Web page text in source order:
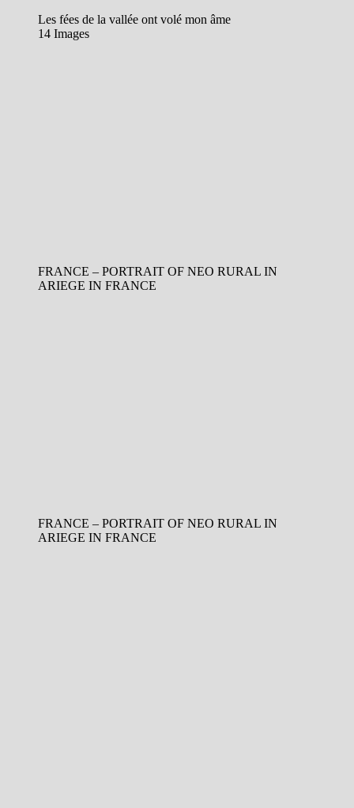
Les fées de la vallée ont volé mon âme
14 Images
FRANCE – PORTRAIT OF NEO RURAL IN
ARIEGE IN FRANCE
FRANCE – PORTRAIT OF NEO RURAL IN
ARIEGE IN FRANCE